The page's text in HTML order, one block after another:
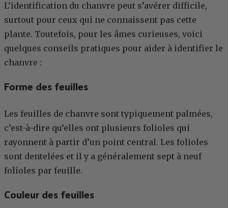
L’identification du chanvre peut s’avérer difficile,
surtout pour ceux qui ne connaissent pas cette
plante. Toutefois, pour les âmes curieuses, voici
quelques conseils pratiques pour aider à identifier le
chanvre :
Forme des feuilles
Les feuilles de chanvre sont typiquement palmées,
c’est-à-dire qu’elles ont plusieurs folioles qui
rayonnent à partir d’un point central. Les folioles
sont dentelées et il y a généralement sept à neuf
folioles par feuille.
Couleur des feuilles